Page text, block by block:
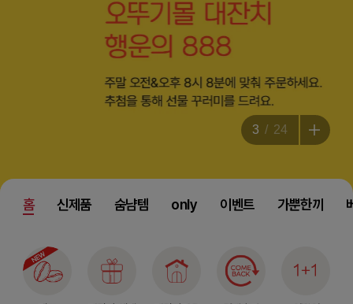
3 24
홈 신제품 숨냠템 only 이벤트 가뿐한끼